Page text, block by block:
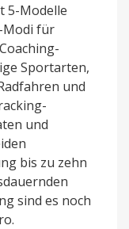
5-Modelle
Modi für
Sportarten,
und
und
bis zu zehn
sind es noch